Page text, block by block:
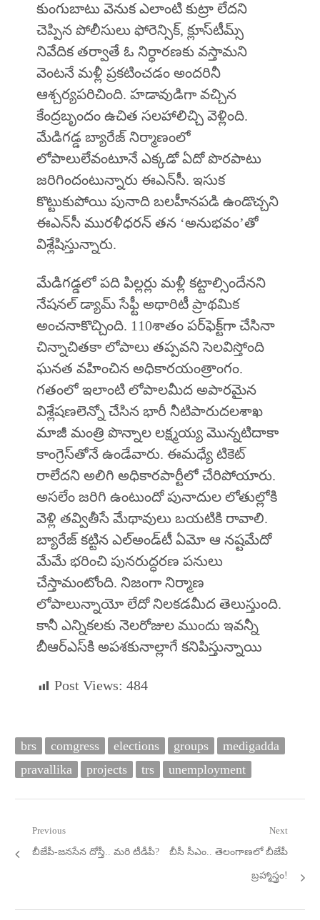
కుంగుబాటు వెనుక ఎలాంటి కుట్రా లేదని
చెప్పిన పోలీసులు ఫోరెన్సిక్‌, క్లూస్‌టీమ్స్‌
నివేదిక తర్వాతే ఓ నిర్ధారణకు వస్తామని
వెంటనే మళ్లీ ప్రకటించడం అందరినీ
ఆశ్చర్యపరిచింది. హడావుడిగా వచ్చిన
కేంద్రబృందం ఉచిత సలహాలిచ్చి వెళ్లింది.
మేడిగడ్డ బ్యారేజ్‌ నిర్మాణంలో
లోపాలులేవంటూనే ఎక్కడో ఏదో పొరపాటు
జరిగిందంటున్నారు ఈఎన్‌సీ. ఇసుక
కొట్టుకుపోయి పునాది బలహీనపడి ఉండొచ్చని
ఈఎన్‌సీ మురళీధరన్‌ తన ‘అనుభవం’తో
విశ్లేషిస్తున్నారు.
మేడిగడ్డలో పది పిల్లర్లు మళ్లీ కట్టాల్సిందేనని
నేషనల్‌ డ్యామ్‌ సేఫ్టీ అథారిటీ ప్రాథమిక
అంచనాకొచ్చింది. 110శాతం పర్‌ఫెక్ట్‌గా చేసినా
చిన్నాచితకా లోపాలు తప్పవని సెలవిస్తోంది
ఘనత వహించిన అధికారయంత్రాంగం.
గతంలో ఇలాంటి లోపాలమీద అపారమైన
విశ్లేషణలెన్నో చేసిన భారీ నీటిపారుదలశాఖ
మాజీ మంత్రి పొన్నాల లక్ష్మయ్య మొన్నటిదాకా
కాంగ్రెస్‌తోనే ఉండేవారు. ఈమధ్యే టికెట్‌
రాలేదని అలిగి అధికారపార్టీలో చేరిపోయారు.
అసలేం జరిగి ఉంటుందో పునాదుల లోతుల్లోకి
వెళ్లి తవ్వితీసే మేథావులు బయటికి రావాలి.
బ్యారేజ్‌ కట్టిన ఎల్‌అండ్‌టీ ఏమో ఆ నష్టమేదో
మేమే భరించి పునరుద్ధరణ పనులు
చేస్తామంటోంది. నిజంగా నిర్మాణ
లోపాలున్నాయో లేదో నిలకడమీద తెలుస్తుంది.
కానీ ఎన్నికలకు నెలరోజుల ముందు ఇవన్నీ
బీఆర్‌ఎస్‌కి అపశకునాల్లాగే కనిపిస్తున్నాయి
Post Views: 484
brs comgress elections groups
medigadda
pravallika
projects trs unemployment
Post
navigation
Previous
Previous
బీజేపీ-జనసేన దోస్తీ.. మరి టీడీపీ?
Next
Next
బీసీ సీఎం.. తెలంగాణలో బీజేపీ
బ్రహ్మాస్త్రం!